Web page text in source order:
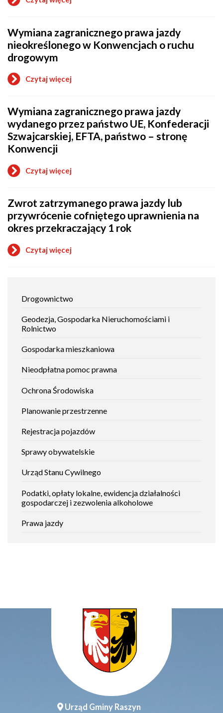
załatwić
sprawę
Drogownictwo
Geodezja, Gospodarka Nieruchomościami i
Rolnictwo
Gospodarka mieszkaniowa
Nieodpłatna pomoc prawna
Ochrona Środowiska
Planowanie przestrzenne
Rejestracja pojazdów
Sprawy obywatelskie
Urząd Stanu Cywilnego
Podatki, opłaty lokalne, ewidencja działalności
gospodarczej i zezwolenia alkoholowe
Prawa jazdy
o
prawa
jazdy
z
powodu
danych
lub
dokumentu
Wymiana zagranicznego prawa jazdy
nieokreślonego w Konwencjach o ruchu
drogowym
Czytaj więcej
o
prawa
jazdy
nieokreślonego
w
Konwencjach
o
ruchu
drogowym
Wymiana zagranicznego prawa jazdy
wydanego przez państwo UE, Konfederacji
Szwajcarskiej, EFTA, państwo – stronę
Konwencji
Czytaj więcej
o
prawa
wydanego
przez
UE,
Konfederacji
stronę
Zwrot zatrzymanego prawa jazdy lub
przywrócenie cofniętego uprawnienia na
okres przekraczający 1 rok
Czytaj więcej
o
cofniętego
uprawnienia
przekraczający
Urząd Gminy Raszyn